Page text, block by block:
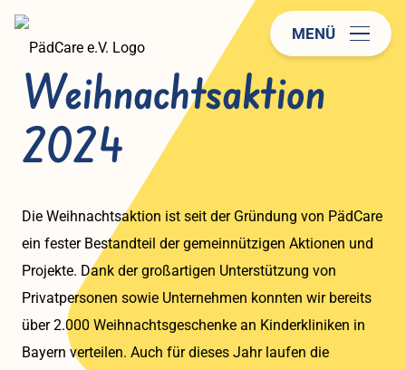
MENÜ
Weihnachtsaktion
2024
Die Weihnachtsaktion ist seit der Gründung von PädCare
ein fester Bestandteil der gemeinnützigen Aktionen und
Projekte. Dank der großartigen Unterstützung von
Privatpersonen sowie Unternehmen konnten wir bereits
über 2.000 Weihnachtsgeschenke an Kinderkliniken in
Bayern verteilen. Auch für dieses Jahr laufen die